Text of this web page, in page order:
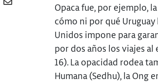
Opaca fue, por ejemplo,
cómo ni por qué
Unidos impone para
por dos años los viajes al
16). La opacidad rodea
Humana (Sedhu), la Ong